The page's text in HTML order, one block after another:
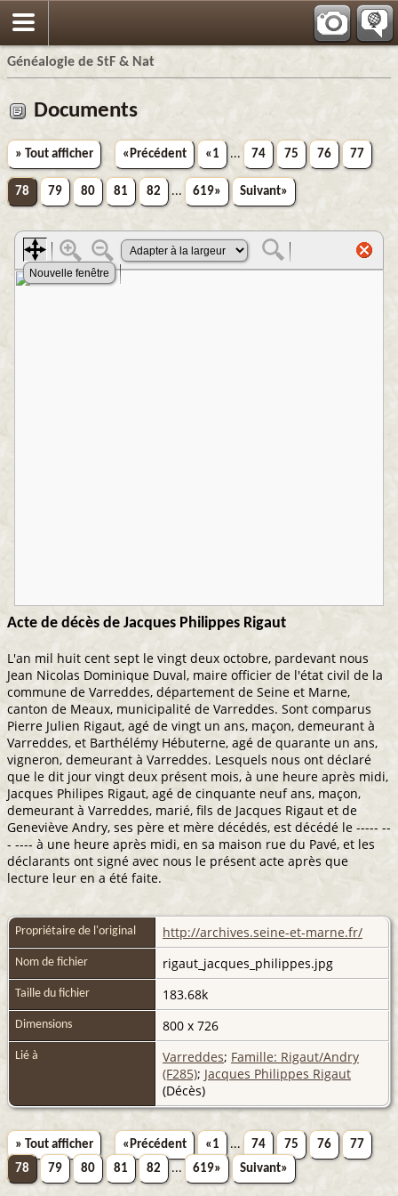
Généalogie de StF & Nat
Documents
» Tout afficher «Précédent «1 ... 74 75 76 77
78 79 80 81 82 ... 619» Suivant»
Acte de décès de Jacques Philippes Rigaut
L'an mil huit cent sept le vingt deux octobre, pardevant nous
Jean Nicolas Dominique Duval, maire officier de l'état civil de la
commune de Varreddes, département de Seine et Marne,
canton de Meaux, municipalité de Varreddes. Sont comparus
Pierre Julien Rigaut, agé de vingt un ans, maçon, demeurant à
Varreddes, et Barthélémy Hébuterne, agé de quarante un ans,
vigneron, demeurant à Varreddes. Lesquels nous ont déclaré
que le dit jour vingt deux présent mois, à une heure après midi,
Jacques Philipes Rigaut, agé de cinquante neuf ans, maçon,
demeurant à Varreddes, marié, fils de Jacques Rigaut et de
Geneviève Andry, ses père et mère décédés, est décédé le ----- --
- ---- à une heure après midi, en sa maison rue du Pavé, et les
déclarants ont signé avec nous le présent acte après que
lecture leur en a été faite.
Propriétaire de l'original http://archives.seine-et-marne.fr/
Nom de fichier rigaut_jacques_philippes.jpg
Taille du fichier 183.68k
Dimensions 800 x 726
Lié à Varreddes; Famille: Rigaut/Andry
(F285); Jacques Philippes Rigaut
(Décès)
» Tout afficher «Précédent «1 ... 74 75 76
77
78
79 80 81 82 ... 619» Suivant»